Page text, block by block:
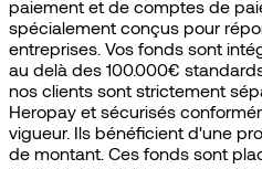
paiement et de comptes de
spécialement conçus pour
entreprises. Vos fonds sont
au delà des 100.000€
nos clients sont strictement
Heropay et sécurisés
vigueur. Ils bénéficient d'une
de montant. Ces fonds sont